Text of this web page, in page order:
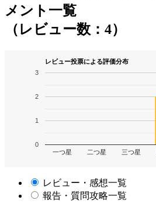
メント一覧
（レビュー数：4）
レビュー投票による評価分布
一つ星 二つ星 三つ星
0
1
2
3
レビュー・感想一覧
報告・質問攻略一覧